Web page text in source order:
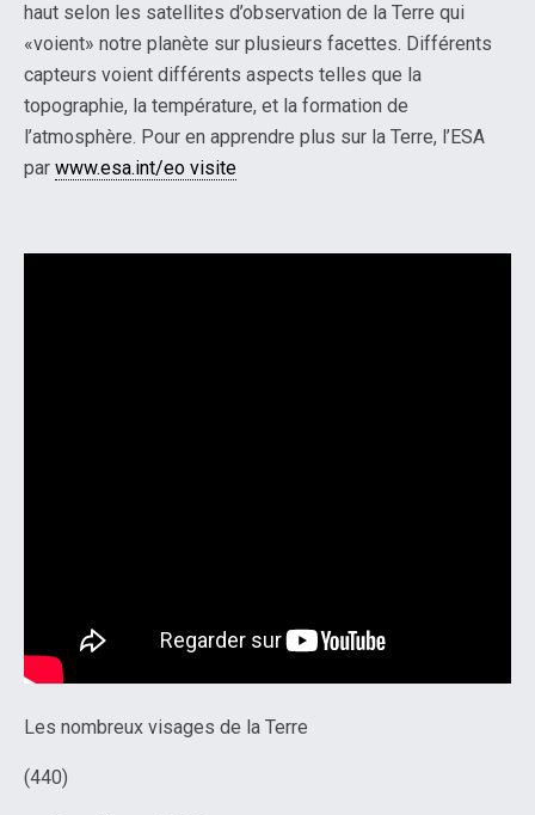
haut selon les satellites d’observation de la Terre qui
«voient» notre planète sur plusieurs facettes. Différents
capteurs voient différents aspects telles que la
topographie, la température, et la formation de
l’atmosphère. Pour en apprendre plus sur la Terre, l’ESA
par www.esa.int/eo visite
Les nombreux visages de la Terre
(440)